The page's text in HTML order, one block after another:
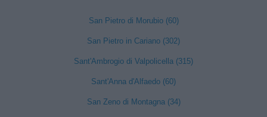
San Pietro di Morubio (60)
San Pietro in Cariano (302)
Sant'Ambrogio di Valpolicella (315)
Sant'Anna d'Alfaedo (60)
San Zeno di Montagna (34)